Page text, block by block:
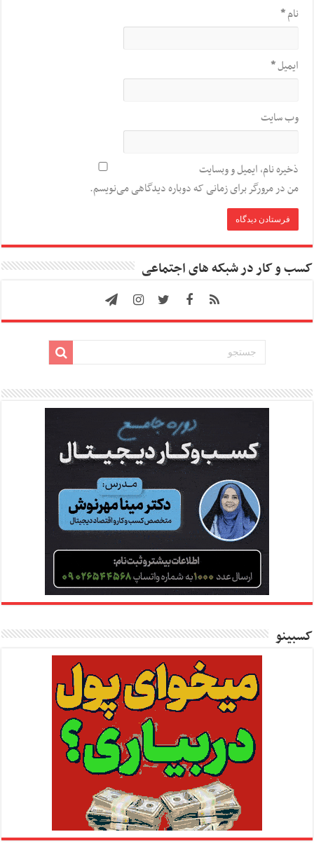
نام*
ایمیل*
وب‌ سایت
ذخیره نام، ایمیل و وبسایت
من در مرورگر برای زمانی که دوباره دیدگاهی می‌نویسم.
کسب و کار در شبکه های اجتماعی
کسبینو